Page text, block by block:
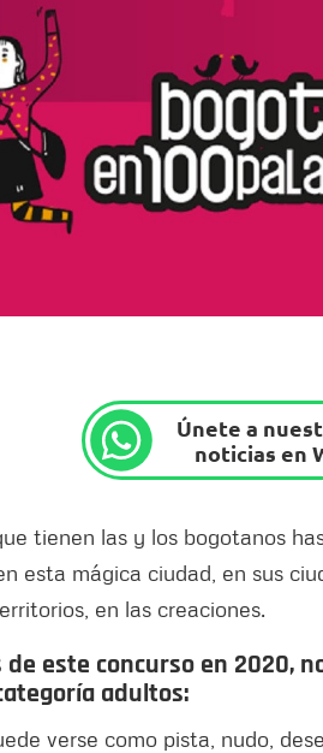
Únete a
noticias en
tienen las y los bogotanos
esta mágica ciudad, en sus
en las creaciones.
este concurso en 2020,
adultos:
verse como pista, nudo,